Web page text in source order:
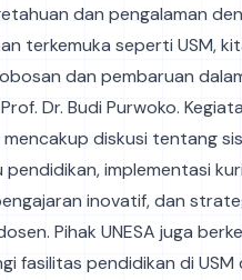
dan pengalaman
terkemuka seperti USM,
dan pembaruan
Dr. Budi Purwoko.
diskusi tentang
implementasi
inovatif, dan
Pihak UNESA juga
fasilitas pendidikan di USM